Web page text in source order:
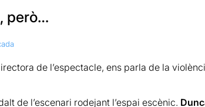
en lo infantil, sino que el público vea
Calvo, Anna Ferran, Salvador Miralles y
público pueda verse reflejado en sus
Tanto el texto como la actuación del elenco
dramática y al desarrollo filosófico que
però…
de l’espectacle, ens parla de la
de l’escenari rodejant l’espai escènic.